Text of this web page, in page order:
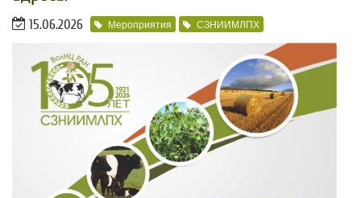
15.06.2026 Мероприятия СЗНИИМЛПХ